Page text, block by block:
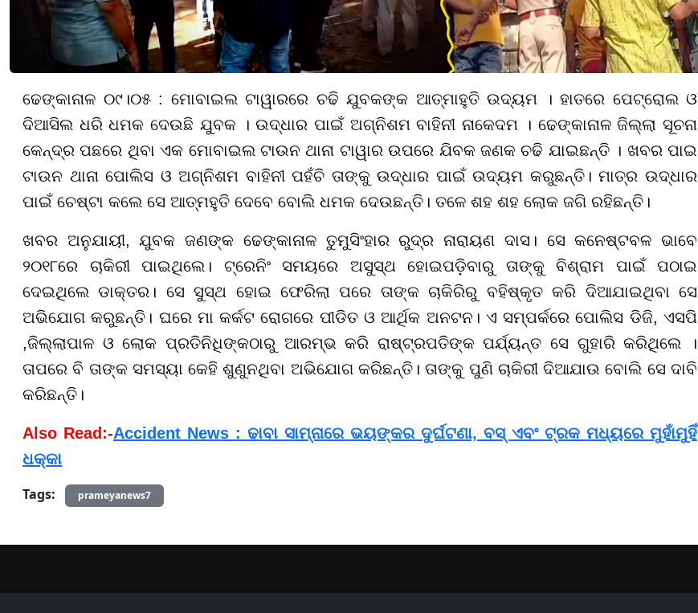
ଢେଙ୍କାନାଳ ୦୯।୦୫ : ମୋବାଇଲ ଟାୱାରରେ ଚଢି ଯୁବକଙ୍କ ଆତ୍ମାହୁତି ଉଦ୍ୟମ । ହାତରେ ପେଟ୍ରୋଲ ଓ
ଦିଆସିଲ ଧରି ଧମକ ଦେଉଛି ଯୁବକ । ଉଦ୍ଧାର ପାଇଁ ଅଗ୍ନିଶମ ବାହିନୀ ନାକେଦମ । ଢେଙ୍କାନାଳ ଜିଲ୍ଲା ସୂଚନା
କେନ୍ଦ୍ର ପଛରେ ଥିବା ଏକ ମୋବାଇଲ ଟାଉନ ଥାନା ଟାୱାର ଉପରେ ଯିବକ ଜଣକ ଚଢି ଯାଇଛନ୍ତି । ଖବର ପାଇ
ଟାଉନ ଥାନା ପୋଲିସ ଓ ଅଗ୍ନିଶମ ବାହିନୀ ପହଁଚି ତାଙ୍କୁ ଉଦ୍ଧାର ପାଇଁ ଉଦ୍ୟମ କରୁଛନ୍ତି। ମାତ୍ର ଉଦ୍ଧାର
ପାଇଁ ଚେଷ୍ଟା କଲେ ସେ ଆତ୍ମହୁତି ଦେବେ ବୋଲି ଧମକ ଦେଉଛନ୍ତି। ତଳେ ଶହ ଶହ ଲୋକ ଜଗି ରହିଛନ୍ତି।
ଖବର ଅନୁଯାୟୀ, ଯୁବକ ଜଣଙ୍କ ଢେଙ୍କାନାଳ ତୁମୁସିଂହାର ରୁଦ୍ର ନାରାୟଣ ଦାସ। ସେ କନେଷ୍ଟବଳ ଭାବେ
୨୦୧୮ରେ ଚାକିରୀ ପାଇଥିଲେ। ଟ୍ରେନିଂ ସମୟରେ ଅସୁସ୍ଥ ହୋଇପଡ଼ିବାରୁ ତାଙ୍କୁ ବିଶ୍ରାମ ପାଇଁ ପଠାଇ
ଦେଇଥିଲେ ଡାକ୍ତର। ସେ ସୁସ୍ଥ ହୋଇ ଫେରିଲା ପରେ ତାଙ୍କ ଚାକିରିରୁ ବହିଷ୍କୃତ କରି ଦିଆଯାଇଥିବା ସେ
ଅଭିଯୋଗ କରୁଛନ୍ତି। ଘରେ ମା କର୍କଟ ରୋଗରେ ପୀଡିତ ଓ ଆର୍ଥିକ ଅନଟନ। ଏ ସମ୍ପର୍କରେ ପୋଲିସ ଡିଜି, ଏସପି
,ଜିଲ୍ଲାପାଳ ଓ ଲୋକ ପ୍ରତିନିଧିଙ୍କଠାରୁ ଆରମ୍ଭ କରି ରାଷ୍ଟ୍ରପତିଙ୍କ ପର୍ଯ୍ୟନ୍ତ ସେ ଗୁହାରି କରିଥିଲେ ।
ତାପରେ ବି ତାଙ୍କ ସମସ୍ୟା କେହି ଶୁଣୁନଥିବା ଅଭିଯୋଗ କରିଛନ୍ତି। ତାଙ୍କୁ ପୁଣି ଚାକିରୀ ଦିଆଯାଉ ବୋଲି ସେ ଦାବି
କରିଛନ୍ତି।
Also Read:-Accident News : ଢାବା ସାମ୍ନାରେ ଭୟଙ୍କର ଦୁର୍ଘଟଣା, ବସ୍ ଏବଂ ଟ୍ରକ ମଧ୍ୟରେ ମୁହାଁମୁହିଁ
ଧକ୍କା
Tags:
prameyanews7